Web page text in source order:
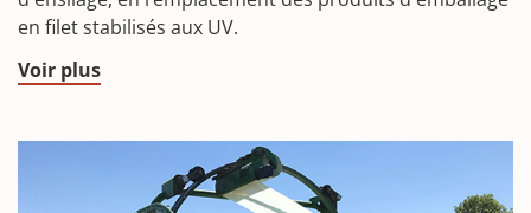
en filet stabilisés aux UV.
Voir plus(Opens
window)